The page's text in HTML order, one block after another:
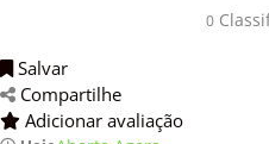
0
Salvar
Compartilhe
Adicionar avaliação